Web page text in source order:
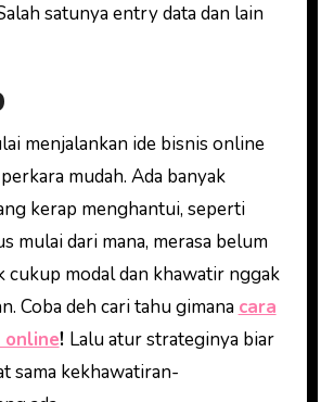
satunya entry data dan lain
menjalankan ide bisnis online
mudah. Ada banyak
kerap menghantui, seperti
mulai dari mana, merasa belum
cukup modal dan khawatir nggak
Coba deh cari tahu gimana cara
online! Lalu atur strateginya biar
sama kekhawatiran-